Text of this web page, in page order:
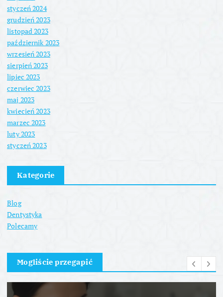
styczeń 2024
grudzień 2023
listopad 2023
październik 2023
wrzesień 2023
sierpień 2023
lipiec 2023
czerwiec 2023
maj 2023
kwiecień 2023
marzec 2023
luty 2023
styczeń 2023
Kategorie
Blog
Dentystyka
Polecamy
Mogliście przegapić